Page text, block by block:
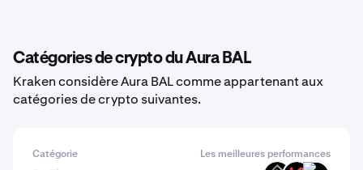
Catégories de crypto du Aura BAL
Kraken considère Aura BAL comme appartenant aux
catégories de crypto suivantes.
Catégorie Les meilleures performances